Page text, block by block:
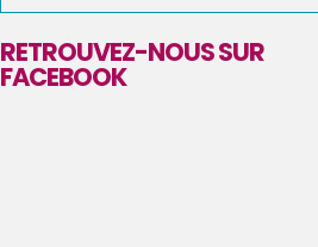
RETROUVEZ-NOUS SUR
FACEBOOK